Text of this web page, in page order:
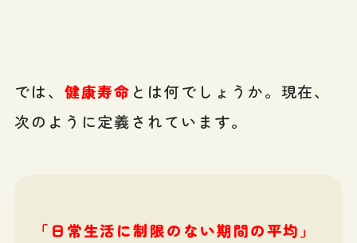
では、 健康寿命 とは何でしょうか。現在、
次のように定義されています。
「日常生活に制限のない期間の平均」